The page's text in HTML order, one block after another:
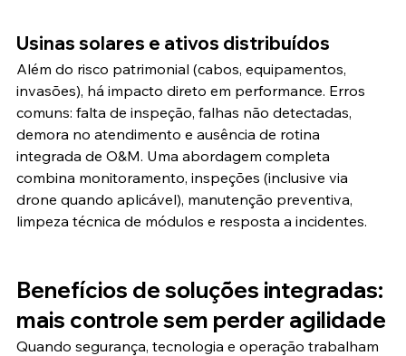
Usinas solares e ativos distribuídos
Além do risco patrimonial (cabos, equipamentos,
invasões), há impacto direto em performance. Erros
comuns: falta de inspeção, falhas não detectadas,
demora no atendimento e ausência de rotina
integrada de O&M. Uma abordagem completa
combina monitoramento, inspeções (inclusive via
drone quando aplicável), manutenção preventiva,
limpeza técnica de módulos e resposta a incidentes.
Benefícios de soluções integradas:
mais controle sem perder agilidade
Quando segurança, tecnologia e operação trabalham